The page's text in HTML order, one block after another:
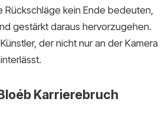
kein Ende bedeuten,
gestärkt daraus hervorzugehen.
der nicht nur an der Kamera
Karrierebruch